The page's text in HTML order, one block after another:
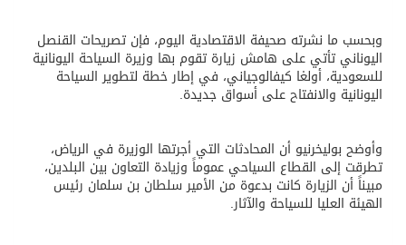
وبحسب ما نشرته صحيفة الاقتصادية اليوم، فإن تصريحات القنصل
اليوناني تأتي على هامش زيارة تقوم بها وزيرة السياحة اليونانية
للسعودية، أولغا كيفالوجياني، في إطار خطة لتطوير السياحة
اليونانية والانفتاح على أسواق جديدة.
وأوضح بوليخرنيو أن المحادثات التي أجرتها الوزيرة في الرياض،
تطرقت إلى القطاع السياحي عموماً وزيادة التعاون بين البلدين،
مبيناً أن الزيارة كانت بدعوة من الأمير سلطان بن سلمان رئيس
الهيئة العليا للسياحة والآثار.